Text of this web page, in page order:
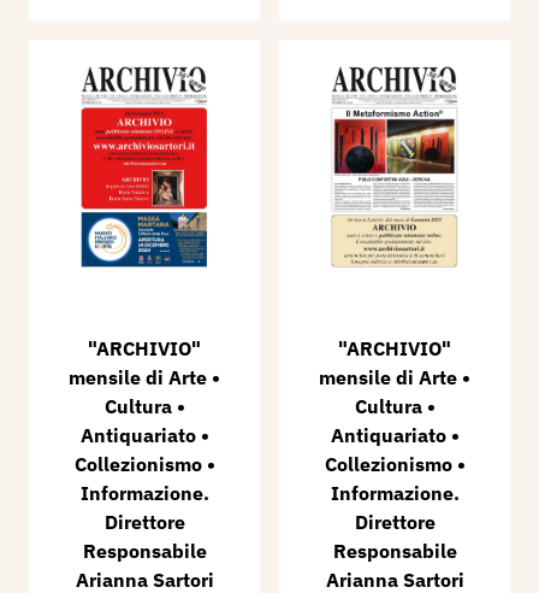
"ARCHIVIO"
mensile di Arte •
Cultura •
Antiquariato •
Collezionismo •
Informazione.
Direttore
Responsabile
Arianna Sartori
"ARCHIVIO"
mensile di Arte •
Cultura •
Antiquariato •
Collezionismo •
Informazione.
Direttore
Responsabile
Arianna Sartori